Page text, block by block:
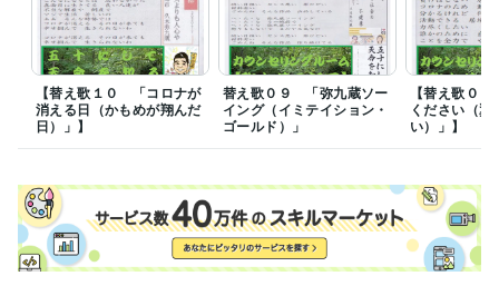
メンタルヘルスマネジメント検定Ⅱ種（ラインケア）
取得年 : 2017
年
セルフ・カウンセリング普及協会 メンタルケア・アドバイザー
取
得年 : 2018年
日本カウンセリング普及協会 認定心理カウンセラー２級
取得年 : 2
019年
一般財団法人日本能力開発推進協会 産業心理カウンセラー
取得年 :
一般社団法人日本人材育成協会 一級労務管理士 取得年 : 2018年
日本カウンセリング普及協会 認定メンタルヘルス指導員
取得年 : 2
021年
得意分野
【替え歌１０ 「コロナが
消える日（かもめが翔んだ
日）」】
替え歌０９ 「弥九蔵ソー
イング（イミテイション・
ゴールド）」
【替え歌０
ください（翼
い）」】